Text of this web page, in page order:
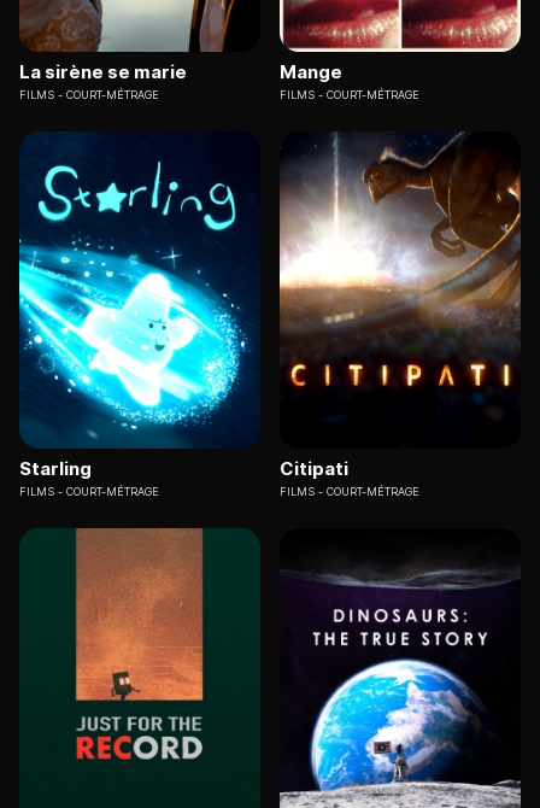
La sirène se marie
FILMS COURT-MÉTRAGE
Mange
FILMS COURT-MÉTRAGE
Starling
FILMS COURT-MÉTRAGE
Citipati
FILMS COURT-MÉTRAGE